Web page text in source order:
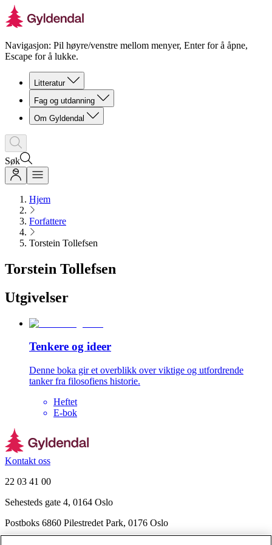
Navigasjon: Pil høyre/venstre mellom menyer, Enter for å åpne,
Escape for å lukke.
Litteratur
Fag og utdanning
Om Gyldendal
Søk
Hjem
Forfattere
Torstein Tollefsen
Torstein Tollefsen
Utgivelser
Tenkere og ideer
Denne boka gir et overblikk over viktige og utfordrende
tanker fra filosofiens historie.
Heftet
E-bok
Kontakt oss
22 03 41 00
Sehesteds gate 4, 0164 Oslo
Postboks 6860 Pilestredet Park, 0176 Oslo